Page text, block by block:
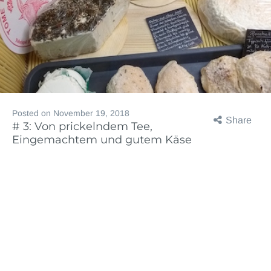
Share
Posted on November 19, 2018
# 3: Von prickelndem Tee,
Eingemachtem und gutem Käse